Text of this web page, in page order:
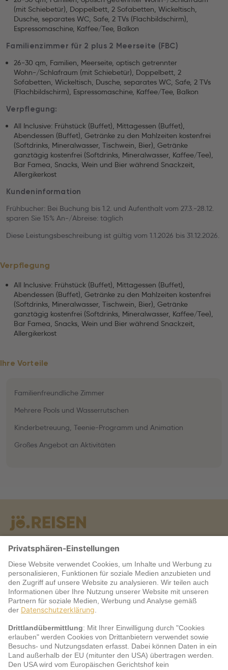
(mit Schiebetür), Doppelbett, 2 Sofabetten, Wickeltisch,
Dusche, separates WC, Safe, 2 TVs (Flachbildschirm),
Espressomaschine, Kaffee/Tee, Balkon
Familienzimmer für 2 plus 2 Meerseite (FBC)
26-30 qm, Familien, Meerseite, optisch getrennter
Wohn-/Schlafraum (mit Schiebetür), Doppelbett, 2
Sofabetten, Wickeltisch, Dusche, separates WC, Safe, 2 TVs
(Flachbildschirm), Espressomaschine, Kaffee/Tee, Balkon
Verpflegung:
All Inclusive: Frühstück (Buffet), Mittagessen (Buffet),
Abendessen (Buffet), Getränke zu den Mahlzeiten kostenfrei
(Softdrinks, Mineralwasser, Tischwein, Bier), Getränke
ganztägig kostenfrei (Softdrinks, Mineralwasser, Kaffee/Tee),
Bar Famea, Snacks, Wein und Bier während Snackzeit,
Allergikerkost
Kundeninformation
Frühbucher: Bei Buchung bis 1.2. und Aufenthalt vom 27.3.-28.12.
sparen Sie 15% An-/Abreise: täglich
Diese Leistungsbeschreibung ist gültig vom 1.1.2026 bis 31.12.2026.
Verpflegung
All Inclusive: Frühstück (Buffet), Mittagessen (Buffet),
Abendessen (Buffet), Getränke zu den Mahlzeiten kostenfrei
(Softdrinks, Mineralwasser, Tischwein, Bier), Getränke
ganztägig kostenfrei (Softdrinks, Mineralwasser, Kaffee/Tee),
Bar Famea, Snacks, Wein und Bier während Snackzeit,
Allergikerkost
Ihre Vorteile
Familienfreundliche Zimmer
Mehrere Pools und Wasserrutschen
Kinderbetreuung, Teenie-Programm und Animation
Großes Angebot an Aktivitäten
Warum jö?
Service
jö Bonus Club Partner